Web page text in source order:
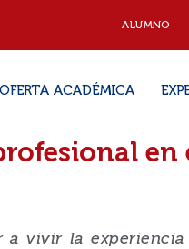
ALUMNO
OFERTA ACADÉMICA
vivir la